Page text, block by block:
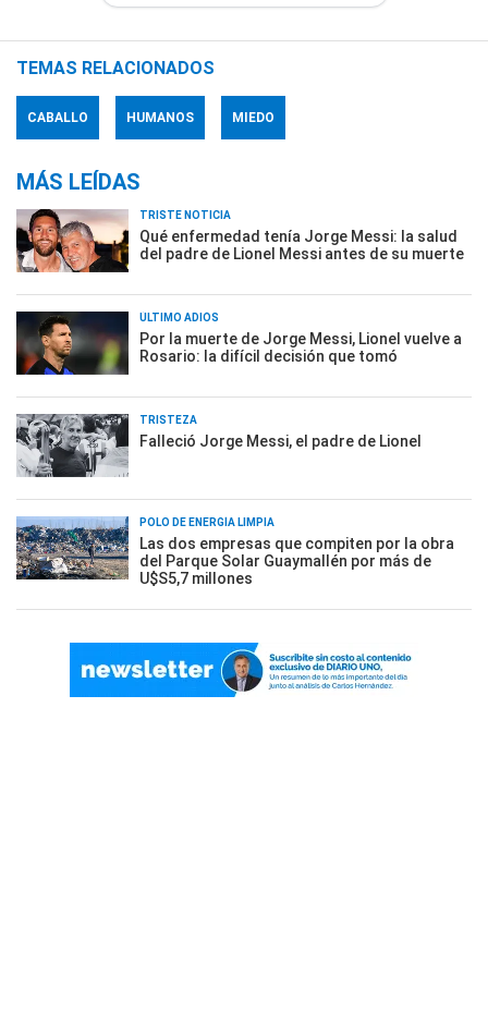
TEMAS RELACIONADOS
CABALLO HUMANOS MIEDO
MÁS LEÍDAS
TRISTE NOTICIA
Qué enfermedad tenía Jorge Messi: la salud
del padre de Lionel Messi antes de su muerte
ÚLTIMO ADIÓS
Por la muerte de Jorge Messi, Lionel vuelve a
Rosario: la difícil decisión que tomó
TRISTEZA
Falleció Jorge Messi, el padre de Lionel
POLO DE ENERGÍA LIMPIA
Las dos empresas que compiten por la obra
del Parque Solar Guaymallén por más de
U$S5,7 millones